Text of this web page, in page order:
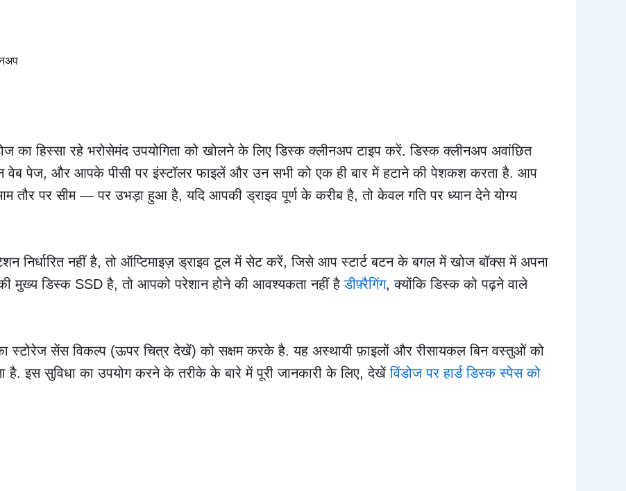
का हिस्सा रहे भरोसेमंद उपयोगिता को खोलने के लिए डिस्क क्लीनअप टाइप करें. डिस्क क्लीनअप अवांछित
पेज, और आपके पीसी पर इंस्टॉलर फाइलें और उन सभी को एक ही बार में हटाने की पेशकश करता है. आप
तौर पर सीम — पर उभड़ा हुआ है, यदि आपकी ड्राइव पूर्ण के करीब है, तो केवल गति पर ध्यान देने योग्य
निर्धारित नहीं है, तो ऑप्टिमाइज़ ड्राइव टूल में सेट करें, जिसे आप स्टार्ट बटन के बगल में खोज बॉक्स में अपना
मुख्य डिस्क SSD है, तो आपको परेशान होने की आवश्यकता नहीं हैडीफ़्रैगिंग, क्योंकि डिस्क को पढ़ने वाले
स्टोरेज सेंस विकल्प (ऊपर चित्र देखें) को सक्षम करके है. यह अस्थायी फ़ाइलों और रीसायकल बिन वस्तुओं को
है. इस सुविधा का उपयोग करने के तरीके के बारे में पूरी जानकारी के लिए, देखेंविंडोज पर हार्ड डिस्क स्पेस को